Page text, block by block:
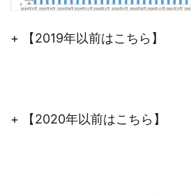
+ 【2019年以前はこちら】
+ 【2020年以前はこちら】